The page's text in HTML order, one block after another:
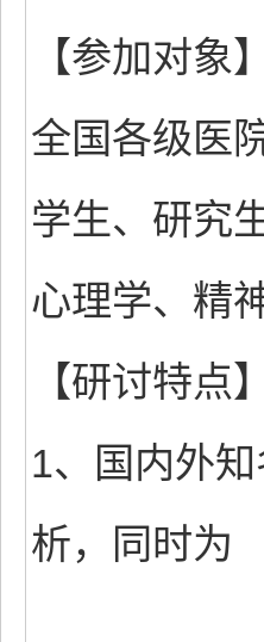
【参加对象】
全国各级医
学生、研究
心理学、精
【研讨特点】
1、国内外
析，同时为